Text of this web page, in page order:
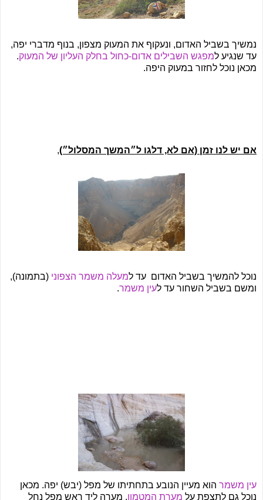
נמשיך בשביל האדום, ונעקוף את המעוק מצפון, בנוף מדברי יפה,
עד שנגיע למפגש השבילים אדום-כחול בחלק העליון של המעוק.
מכאן נוכל לחזור במעוק היפה.
אם יש לנו זמן (אם לא, דלגו ל״המשך המסלול״),
נוכל להמשיך בשביל האדום עד למעלה משמר הצפוני (בתמונה),
ומשם בשביל השחור עד לעין משמר.
עין משמר הוא מעיין הנובע בתחתיתו של מפל (יבש) יפה. מכאן
נוכל גם לתצפת על מערת המטמון, מערה ליד ראש מפל נחל